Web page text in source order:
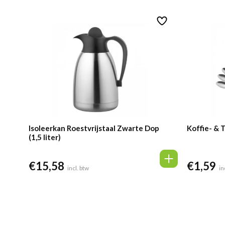
Isoleerkan Roestvrijstaal Zwarte Dop
(1,5 liter)
€15,58 incl. btw
Koffie- &
€1,59